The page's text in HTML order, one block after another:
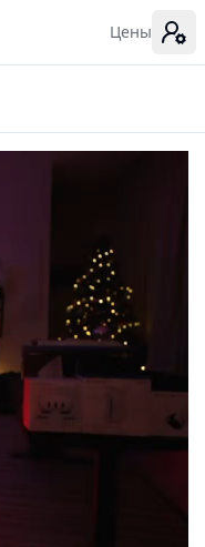
Цены